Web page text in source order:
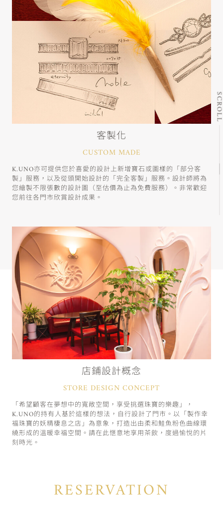
客製化
CUSTOM MADE
K.UNO亦可提供您於喜愛的設計上新增寶石或圖樣的「部分客
製」服務，以及從頭開始設計的「完全客製」服務。設計師將為
您繪製不限張數的設計圖（至估價為止為免費服務）。非常歡迎
您前往各門市欣賞設計成果。
店鋪設計概念
STORE DESIGN CONCEPT
「希望顧客在夢想中的寬敞空間，享受挑選珠寶的樂趣」，
K.UNO的持有人基於這樣的想法，自行設計了門市。以「製作幸
福珠寶的妖精棲息之店」為意象，打造出由柔和鮭魚粉色曲線環
繞形成的溫暖幸福空間。請在此愜意地享用茶飲，度過愉悅的片
刻時光。
RESERVATION